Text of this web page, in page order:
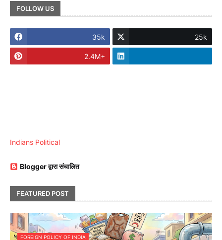
FOLLOW US
35k 25k
2.4M+
Indians Political
Blogger द्वारा संचालित
FEATURED POST
FOREIGN POLICY OF INDIA